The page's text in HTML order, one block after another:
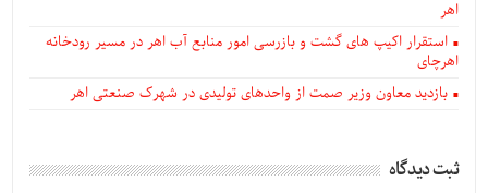
اهر
استقرار اکیپ های گشت و بازرسی امور منابع آب اهر در مسیر رودخانه
اهرچای
بازدید معاون وزیر صمت از واحدهای تولیدی در شهرک صنعتی اهر
ثبت دیدگاه